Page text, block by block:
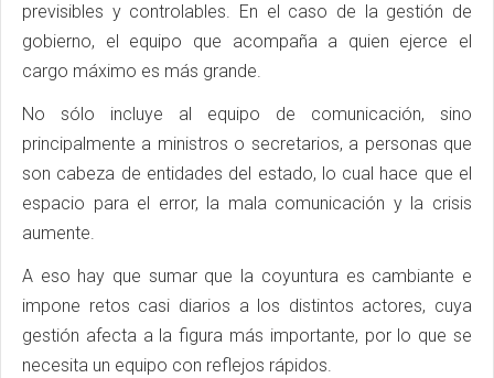
previsibles y controlables. En el caso de la gestión de
gobierno, el equipo que acompaña a quien ejerce el
cargo máximo es más grande.
No sólo incluye al equipo de comunicación, sino
principalmente a ministros o secretarios, a personas que
son cabeza de entidades del estado, lo cual hace que el
espacio para el error, la mala comunicación y la crisis
aumente.
A eso hay que sumar que la coyuntura es cambiante e
impone retos casi diarios a los distintos actores, cuya
gestión afecta a la figura más importante, por lo que se
necesita un equipo con reflejos rápidos.